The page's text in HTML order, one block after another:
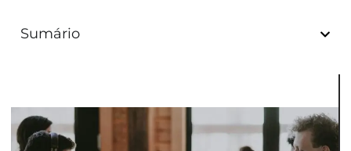
Sumário